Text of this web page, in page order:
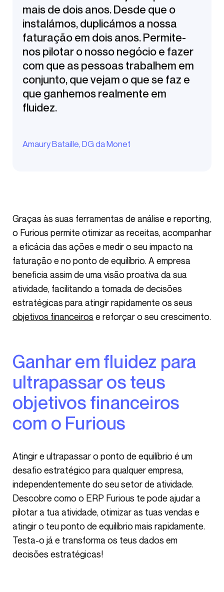
mais de dois anos. Desde que o
instalámos, duplicámos a nossa
faturação em dois anos. Permite-
nos pilotar o nosso negócio e fazer
com que as pessoas trabalhem em
conjunto, que vejam o que se faz e
que ganhemos realmente em
fluidez.
Amaury Bataille, DG da Monet
Graças às suas ferramentas de análise e reporting,
o Furious permite otimizar as receitas, acompanhar
a eficácia das ações e medir o seu impacto na
faturação e no ponto de equilíbrio. A empresa
beneficia assim de uma visão proativa da sua
atividade, facilitando a tomada de decisões
estratégicas para atingir rapidamente os seus
objetivos financeiros e reforçar o seu crescimento.
Ganhar em fluidez para
ultrapassar os teus
objetivos financeiros
com o Furious
Atingir e ultrapassar o ponto de equilíbrio é um
desafio estratégico para qualquer empresa,
independentemente do seu setor de atividade.
Descobre como o ERP Furious te pode ajudar a
pilotar a tua atividade, otimizar as tuas vendas e
atingir o teu ponto de equilíbrio mais rapidamente.
Testa-o já e transforma os teus dados em
decisões estratégicas!